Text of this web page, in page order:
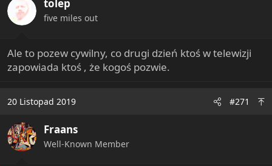
tolep
five miles out
Ale to pozew cywilny, co drugi dzień ktoś w telewizji
zapowiada ktoś , że kogoś pozwie.
20 Listopad 2019 #271
Fraans
Well-Known Member